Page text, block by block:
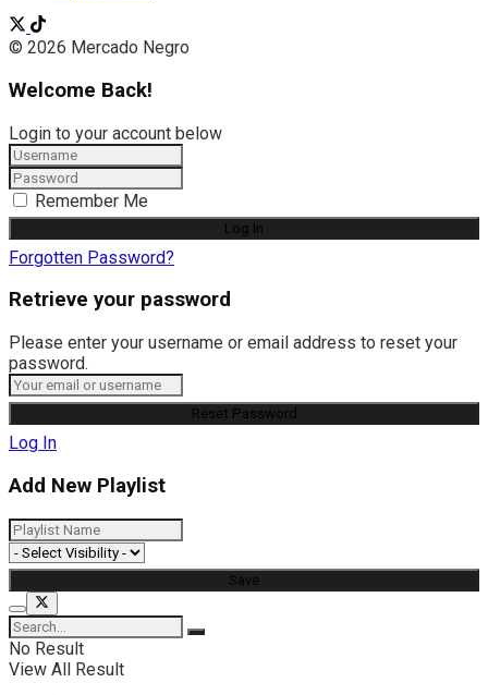
© 2026 Mercado Negro
Welcome Back!
Login to your account below
Remember Me
Forgotten Password?
Retrieve your password
Please enter your username or email address to reset your
password.
Log In
Add New Playlist
No Result
View All Result